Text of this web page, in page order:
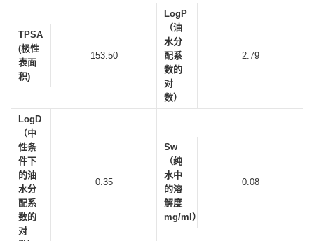
TPSA
(极性
表面
积)
153.50
LogP
（油
水分
配系
数的
对
数）
2.79
LogD
（中
性条
件下
的油
水分
配系
数的
对
0.35
Sw
（纯
水中
的溶
解度
mg/ml）
0.08